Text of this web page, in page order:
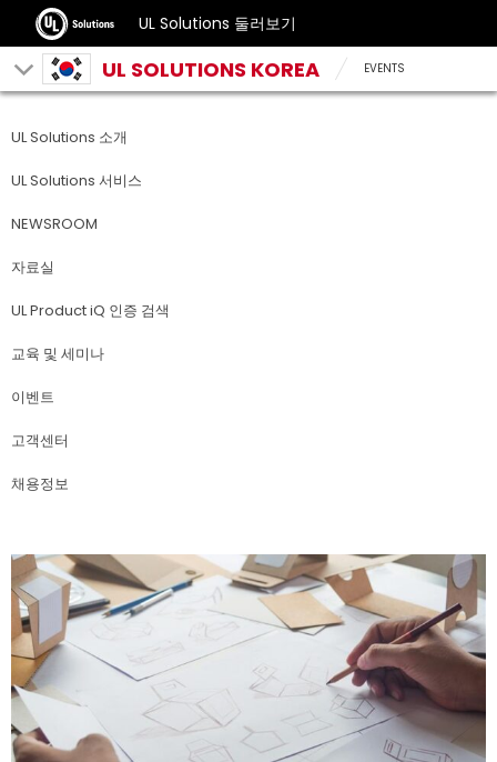
UL Solutions 둘러보기
UL SOLUTIONS KOREA EVENTS
UL Solutions 소개
UL Solutions 서비스
NEWSROOM
자료실
UL Product iQ 인증 검색
교육 및 세미나
이벤트
고객센터
채용정보